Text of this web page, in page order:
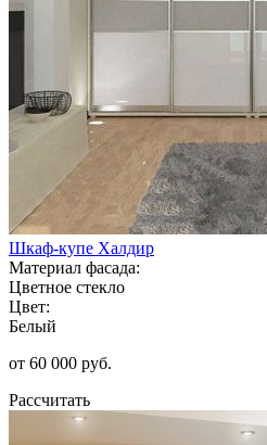
Шкаф-купе Халдир
Материал фасада:
Цветное стекло
Цвет:
Белый
от 60 000 руб.
Рассчитать